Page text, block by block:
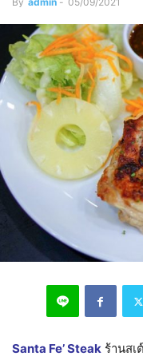
Santa Fe’ Steak ร้านสเ